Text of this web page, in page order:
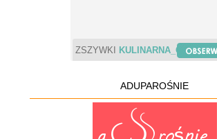
ZSZYWKI KULINARNA_CHWILA
ADUPAROŚNIE